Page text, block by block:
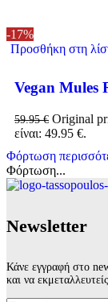
-17%
Προσθήκη στη
Vegan Mules
59.95€ Original
είναι: 49.95 €.
Φόρτωση
Φόρτωση...
Νewsletter
Κάνε εγγραφή στο
και να